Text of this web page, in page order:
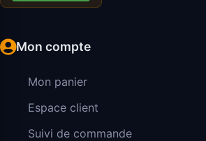
Mon compte
Mon panier
Espace client
Suivi de commande